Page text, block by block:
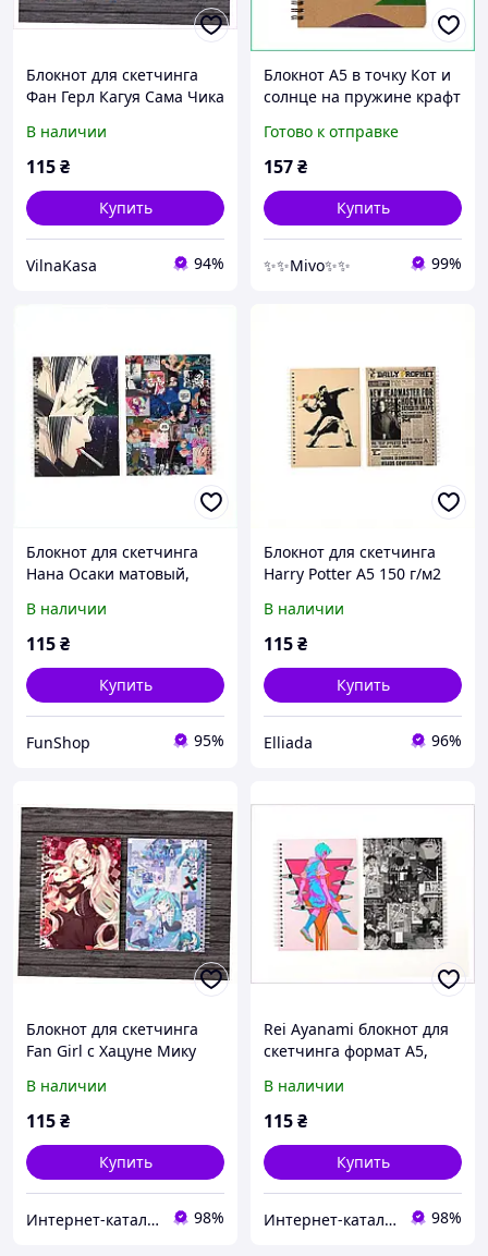
Блокнот для скетчинга
Фан Герл Кагуя Сама Чика
В наличии
115₴
Купить
VilnaKasa 94%
Блокнот А5 в точку Кот и
солнце на пружине крафт
записей экологичный
подарок
Готово к отправке
157₴
Купить
✨✨Mivo✨✨ 99%
Блокнот для скетчинга
Нана Осаки матовый,
В наличии
115₴
Купить
FunShop 95%
Блокнот для скетчинга
Harry Potter А5 150 г/м2
В наличии
115₴
Купить
Elliada 96%
Блокнот для скетчинга
Fan Girl с Хацуне Мику
В наличии
115₴
Купить
Инт​е​​рн​ет-кат​алог ск​​идок "KIEVSALES.COM" 98%
Rei Ayanami блокнот для
скетчинга формат А5,
В наличии
115₴
Купить
Инт​е​​рн​ет-кат​алог ск​​идок "KIEVSALES.COM" 98%